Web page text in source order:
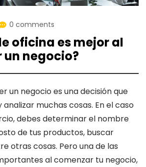
0 comments
oficina es mejor al
negocio?
un negocio es una decisión que
muchas cosas. En el caso
debes determinar el nombre
de tus productos, buscar
otras cosas. Pero una de las
al comenzar tu negocio,